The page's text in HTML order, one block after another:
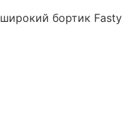
Заклепка вытяжная Ал/Ст широкий бортик Fasty